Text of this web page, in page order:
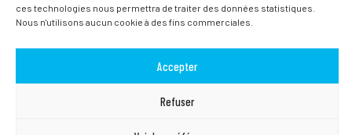
ces technologies nous permettra de traiter des données statistiques.
Nous n'utilisons aucun cookie à des fins commerciales.
Accepter
Refuser
Suivez-nous sur les réseaux sociaux